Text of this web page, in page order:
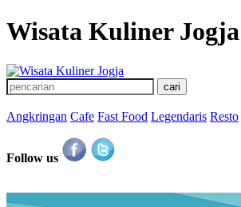
Wisata Kuliner Jogja
Angkringan Cafe Fast Food Legendaris Resto
Follow us